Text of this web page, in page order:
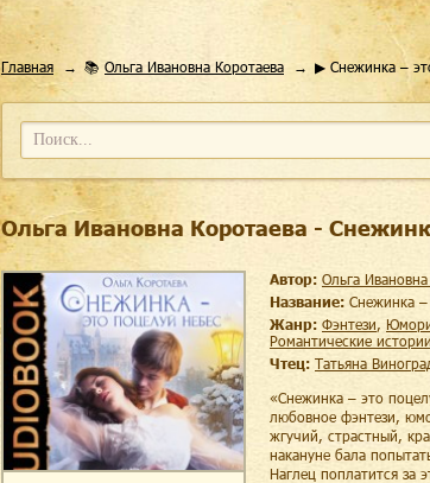
Главная 📚 Ольга Ивановна Коротаева ▶ Снежинка –
Ольга Ивановна Коротаева -
Автор: Ольга
Название: Снежинка –
Жанр:
фэнтези,
романтические истории
Чтец:
Татьяна
«Снежинка – это
любовное фэнтези,
жгучий, страстный,
накануне бала
Наглец поплатится за